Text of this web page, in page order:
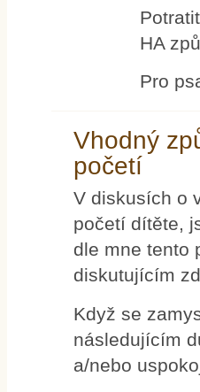
HA
Pro
Vhodný
početí
V diskusích o
početí dítěte,
dle mne tento
diskutujícím
Když se
následujícím
a/nebo